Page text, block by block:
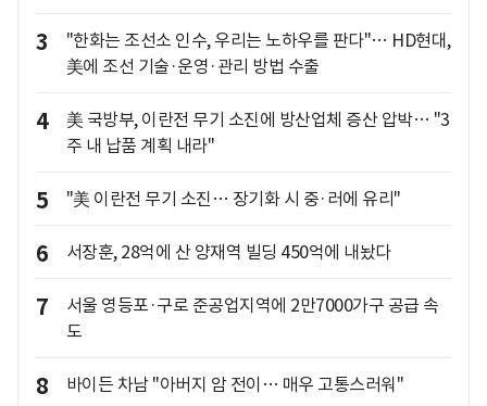
3
"한화는 조선소 인수, 우리는 노하우를 판다"… HD현대,
美에 조선 기술·운영·관리 방법 수출
4
美 국방부, 이란전 무기 소진에 방산업체 증산 압박… "3
주 내 납품 계획 내라"
5 "美 이란전 무기 소진… 장기화 시 중·러에 유리"
6 서장훈, 28억에 산 양재역 빌딩 450억에 내놨다
7
서울 영등포·구로 준공업지역에 2만7000가구 공급 속
도
8 바이든 차남 "아버지 암 전이… 매우 고통스러워"